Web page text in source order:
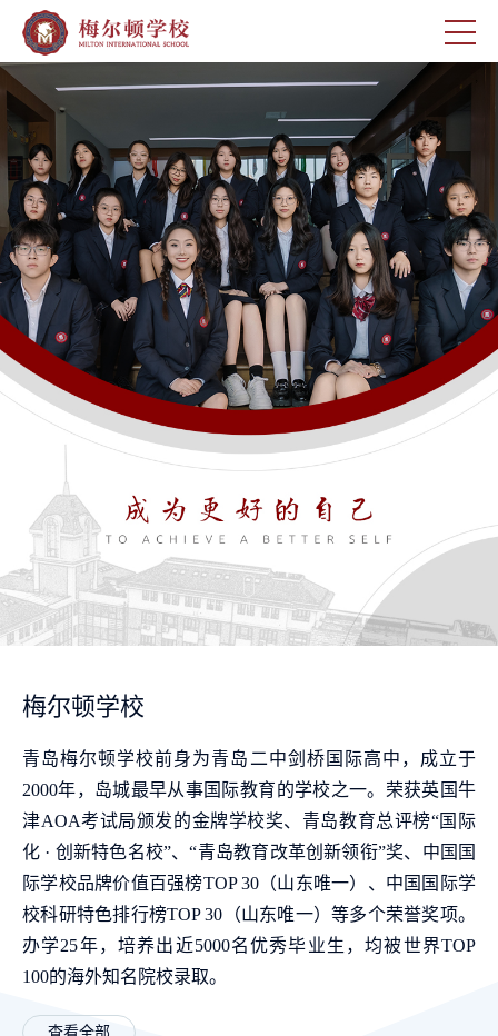
梅尔顿学校
青岛梅尔顿学校前身为青岛二中剑桥国际高中，成立于
2000年，岛城最早从事国际教育的学校之一。荣获英国牛
津AOA考试局颁发的金牌学校奖、青岛教育总评榜“国际
化 · 创新特色名校”、“青岛教育改革创新领衔”奖、中国国
际学校品牌价值百强榜TOP 30（山东唯一）、中国国际学
校科研特色排行榜TOP 30（山东唯一）等多个荣誉奖项。
办学25年，培养出近5000名优秀毕业生，均被世界TOP
100的海外知名院校录取。
查看全部